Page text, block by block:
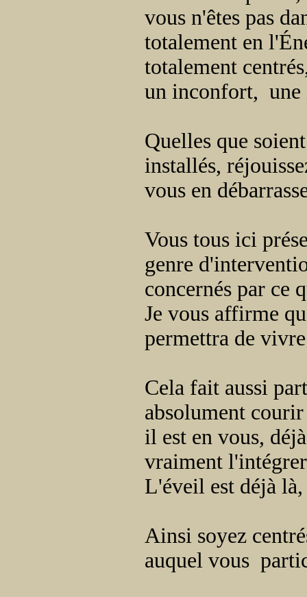
vous n'êtes pas
totalement en
totalement
un inconfort, une
Quelles que
installés,
vous en
Vous tous ici
genre
concernés par ce
Je vous affirme
permettra de
Cela fait aussi
absolument
il est en vous,
vraiment
L'éveil est déjà
Ainsi soyez
auquel vous